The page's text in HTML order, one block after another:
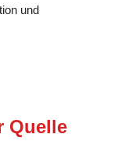
und
Quelle